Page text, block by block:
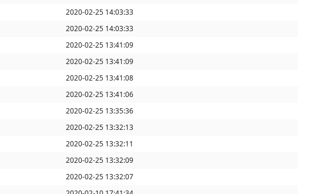
2020-02-25 14:03:33
2020-02-25 14:03:33
2020-02-25 13:41:09
2020-02-25 13:41:09
2020-02-25 13:41:08
2020-02-25 13:41:06
2020-02-25 13:35:36
2020-02-25 13:32:13
2020-02-25 13:32:11
2020-02-25 13:32:09
2020-02-25 13:32:07